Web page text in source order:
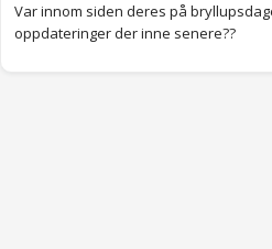
Var innom siden deres på
oppdateringer der inne senere??